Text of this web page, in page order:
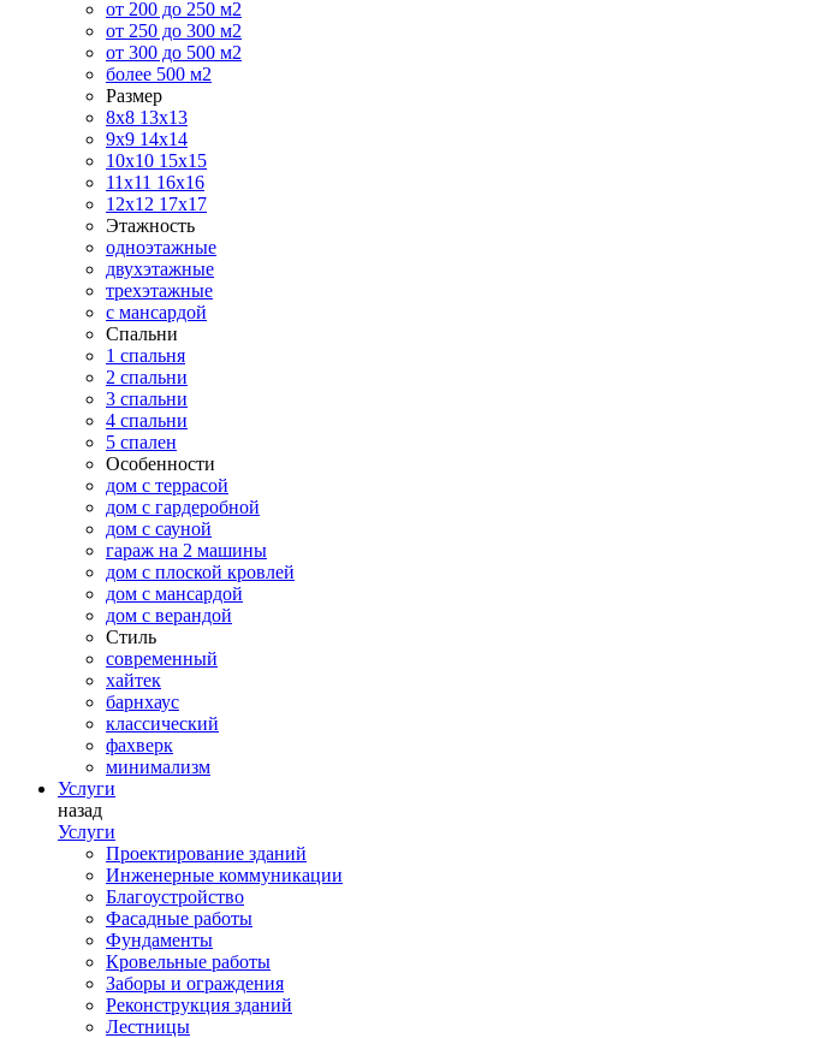
от 200 до 250 м2
от 250 до 300 м2
от 300 до 500 м2
более 500 м2
Размер
8х8 13х13
9х9 14х14
10х10 15х15
11x11 16х16
12х12 17х17
Этажность
одноэтажные
двухэтажные
трехэтажные
с мансардой
Спальни
1 спальня
2 спальни
3 спальни
4 спальни
5 спален
Особенности
дом с террасой
дом с гардеробной
дом с сауной
гараж на 2 машины
дом с плоской кровлей
дом с мансардой
дом с верандой
Стиль
современный
хайтек
барнхаус
классический
фахверк
минимализм
Услуги
назад
Услуги
Проектирование зданий
Инженерные коммуникации
Благоустройство
Фасадные работы
Фундаменты
Кровельные работы
Заборы и ограждения
Реконструкция зданий
Лестницы